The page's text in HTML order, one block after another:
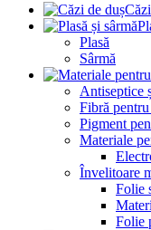
Plasă
Sârmă
Antiseptice
Fibră
Pigment
Materiale
Învelitoare
Folie
Folie